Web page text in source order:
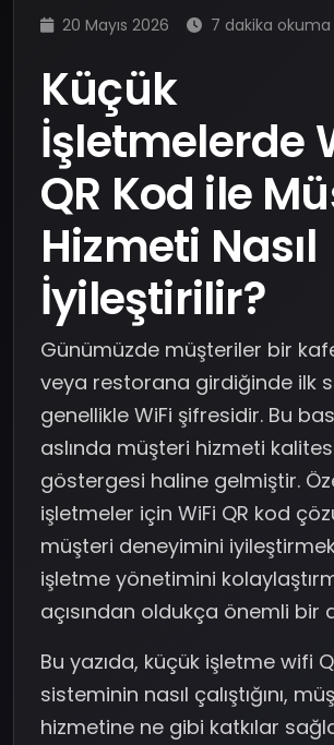
20 Mayıs 2026 7 dakika okuma
Küçük
İşletmelerde
QR Kod ile
Hizmeti Nasıl
İyileştirilir?
Günümüzde müşteriler bir
veya restorana girdiğinde ilk
genellikle WiFi şifresidir. Bu
aslında müşteri hizmeti
göstergesi haline gelmiştir.
işletmeler için WiFi QR kod
müşteri deneyimini
işletme yönetimini
açısından oldukça önemli bir
Bu yazıda, küçük işletme wifi
sisteminin nasıl çalıştığını,
hizmetine ne gibi katkılar